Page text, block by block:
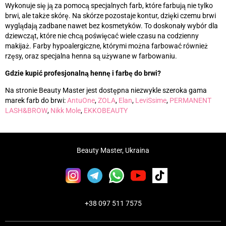
Wykonuje się ją za pomocą specjalnych farb, które farbują nie tylko
brwi, ale także skórę. Na skórze pozostaje kontur, dzięki czemu brwi
wyglądają zadbane nawet bez kosmetyków. To doskonały wybór dla
dziewcząt, które nie chcą poświęcać wiele czasu na codzienny
makijaż. Farby hypoalergiczne, którymi można farbować również
rzęsy, oraz specjalna henna są używane w farbowaniu.
Gdzie kupić profesjonalną hennę i farbę do brwi?
Na stronie Beauty Master jest dostępna niezwykle szeroka gama
marek farb do brwi:AntuOne,ZOLA, Elan, LeviSsime, PERMANENT
LASH&BROW, Nikk Mole, EKKOBEAUTY
Beauty Master, Ukraina
+38 097 511 7575